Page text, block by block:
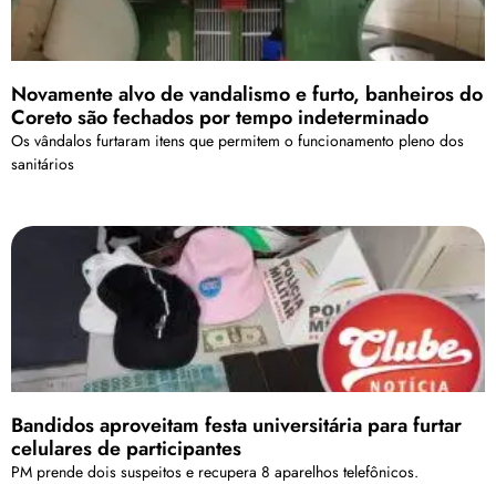
Novamente alvo de vandalismo e furto, banheiros do
Coreto são fechados por tempo indeterminado
Os vândalos furtaram itens que permitem o funcionamento pleno dos
sanitários
Bandidos aproveitam festa universitária para furtar
celulares de participantes
PM prende dois suspeitos e recupera 8 aparelhos telefônicos.